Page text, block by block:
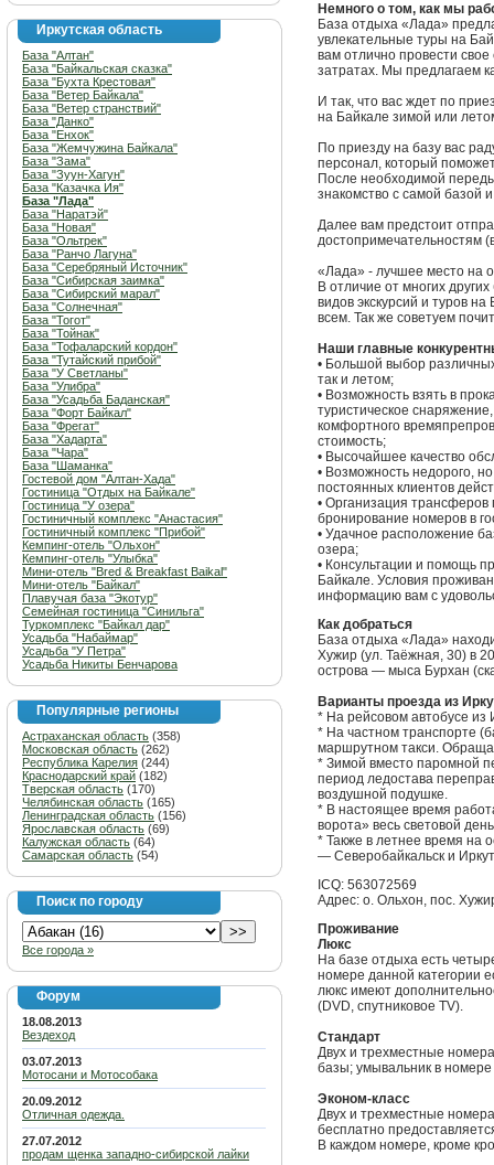
Иркутская область
База "Алтан"
База "Байкальская сказка"
База "Бухта Крестовая"
База "Ветер Байкала"
База "Ветер странствий"
База "Данко"
База "Енхок"
База "Жемчужина Байкала"
База "Зама"
База "Зуун-Хагун"
База "Казачка Ия"
База "Лада"
База "Наратэй"
База "Новая"
База "Ольтрек"
База "Ранчо Лагуна"
База "Серебряный Источник"
База "Сибирская заимка"
База "Сибирский марал"
База "Солнечная"
База "Тогот"
База "Тойнак"
База "Тофаларский кордон"
База "Тутайский прибой"
База "У Светланы"
База "Улибра"
База "Усадьба Баданская"
База "Форт Байкал"
База "Фрегат"
База "Хадарта"
База "Чара"
База "Шаманка"
Гостевой дом "Алтан-Хада"
Гостиница "Отдых на Байкале"
Гостиница "У озера"
Гостиничный комплекс "Анастасия"
Гостиничный комплекс "Прибой"
Кемпинг-отель "Ольхон"
Кемпинг-отель "Улыбка"
Мини-отель "Bred & Breakfast Baikal"
Мини-отель "Байкал"
Плавучая база "Экотур"
Семейная гостиница "Синильга"
Туркомплекс "Байкал дар"
Усадьба "Набаймар"
Усадьба "У Петра"
Усадьба Никиты Бенчарова
Популярные регионы
Астраханская область (358)
Московская область (262)
Республика Карелия (244)
Краснодарский край (182)
Тверская область (170)
Челябинская область (165)
Ленинградская область (156)
Ярославская область (69)
Калужская область (64)
Самарская область (54)
Поиск по городу
Все города »
Форум
18.08.2013
Вездеход
03.07.2013
Мотосани и Мотособака
20.09.2012
Отличная одежда.
27.07.2012
продам щенка западно-сибирской лайки
Немного о том, как мы
База отдыха «Лада»
увлекательные туры на
вам отлично провести
затратах. Мы предлагаем
И так, что вас ждет по
на Байкале зимой или
По приезду на базу вас
персонал, который
После необходимой
знакомство с самой базой
Далее вам предстоит
достопримечательностям
«Лада» - лучшее место на
В отличие от многих
видов экскурсий и туров
всем. Так же советуем
Наши главные
• Большой выбор различных
так и летом;
• Возможность взять в
туристическое
комфортного
стоимость;
• Высочайшее качество
• Возможность недорого,
постоянных клиентов
• Организация трансферов
бронирование номеров в
• Удачное расположение
озера;
• Консультации и помощь
Байкале. Условия
информацию вам с
Как добраться
База отдыха «Лада»
Хужир (ул. Таёжная, 30) в
острова — мыса Бурхан
Варианты проезда из
* На рейсовом автобусе из
* На частном транспорте
маршрутном такси.
* Зимой вместо паромной
период ледостава
воздушной подушке.
* В настоящее время
ворота» весь световой
* Также в летнее время на
— Северобайкальск и
ICQ: 563072569
Адрес: о. Ольхон, пос.
Проживание
Люкс
На базе отдыха есть
номере данной категории
люкс имеют
(DVD, спутниковое TV).
Стандарт
Двух и трехместные
базы; умывальник в
Эконом-класс
Двух и трехместные
бесплатно
В каждом номере, кроме